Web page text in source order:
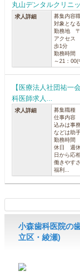
丸山デンタルクリニ
求人詳細
募集内容
対象とな
勤務地 〒
アクセス
歩1分
勤務時間
～21：00(
【医療法人社団祐
科医師求人...
求人詳細
募集職種
仕事内容
込みは事
などは助
勤務時間
休日 週休
日から応
働きやす
福利...
小森歯科医院の
立区・綾瀬)